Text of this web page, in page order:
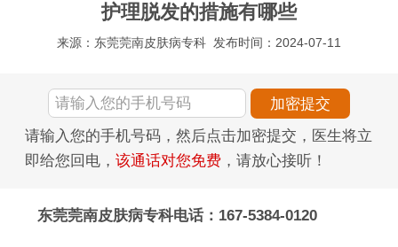
护理脱发的措施有哪些
来源：东莞莞南皮肤病专科 发布时间：2024-07-11
请输入您的手机号码，然后点击加密提交，医生将立
即给您回电， 该通话对您免费 ，请放心接听！
东莞莞南皮肤病专科电话：167-5384-0120